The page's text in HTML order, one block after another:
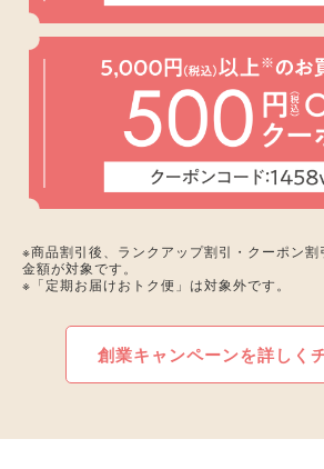
※商品割引後、ランクアップ割引・クーポン
金額が対象です。
※「定期お届けおトク便」は対象外です。
創業キャンペーンを詳しく